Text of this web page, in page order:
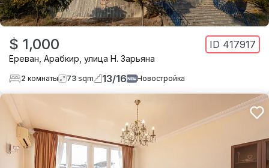
$ 1,000 ID 417917
Ереван Арабкир улица Н. Зарьяна
2 комнаты 73 sqm 13/16 Новостройка